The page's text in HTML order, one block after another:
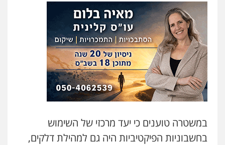
במשטרה טוענים כי יעד מרכזי של השימוש
בחשבוניות הפיקטיביות היה גם למהילת דלקים,